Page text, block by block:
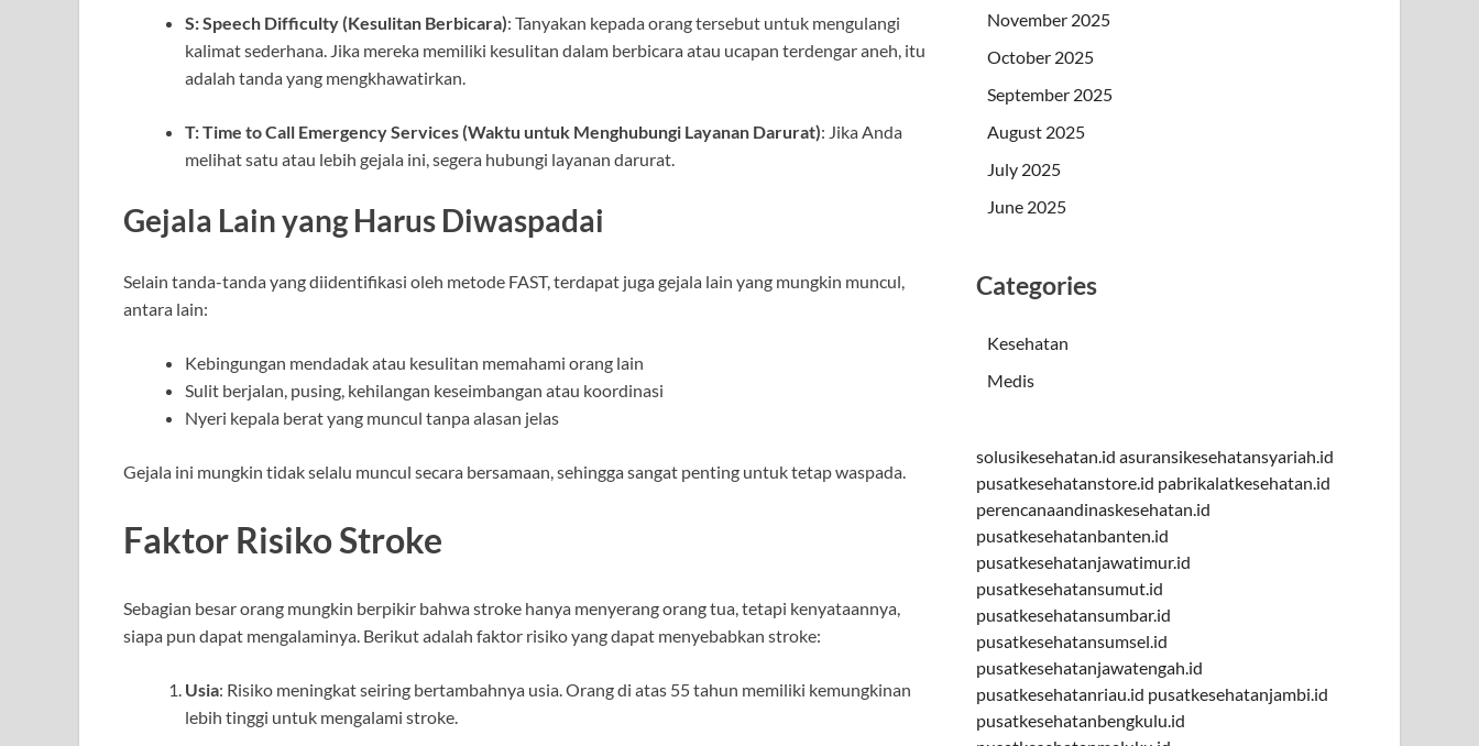
S: Speech Difficulty (Kesulitan Berbicara): Tanyakan kepada orang tersebut untuk mengulangi
kalimat sederhana. Jika mereka memiliki kesulitan dalam berbicara atau ucapan terdengar aneh, itu
adalah tanda yang mengkhawatirkan.
T: Time to Call Emergency Services (Waktu untuk Menghubungi Layanan Darurat): Jika Anda
melihat satu atau lebih gejala ini, segera hubungi layanan darurat.
Gejala Lain yang Harus Diwaspadai
Selain tanda-tanda yang diidentifikasi oleh metode FAST, terdapat juga gejala lain yang mungkin muncul,
antara lain:
Kebingungan mendadak atau kesulitan memahami orang lain
Sulit berjalan, pusing, kehilangan keseimbangan atau koordinasi
Nyeri kepala berat yang muncul tanpa alasan jelas
Gejala ini mungkin tidak selalu muncul secara bersamaan, sehingga sangat penting untuk tetap waspada.
Faktor Risiko Stroke
Sebagian besar orang mungkin berpikir bahwa stroke hanya menyerang orang tua, tetapi kenyataannya,
siapa pun dapat mengalaminya. Berikut adalah faktor risiko yang dapat menyebabkan stroke:
Usia: Risiko meningkat seiring bertambahnya usia. Orang di atas 55 tahun memiliki kemungkinan
lebih tinggi untuk mengalami stroke.
November 2025
October 2025
September 2025
August 2025
July 2025
June 2025
Categories
Kesehatan
Medis
solusikesehatan.id asuransikesehatansyariah.id
pusatkesehatanstore.id pabrikalatkesehatan.id
perencanaandinaskesehatan.id
pusatkesehatanbanten.id
pusatkesehatanjawatimur.id
pusatkesehatansumut.id
pusatkesehatansumbar.id
pusatkesehatansumsel.id
pusatkesehatanjawatengah.id
pusatkesehatanriau.id pusatkesehatanjambi.id
pusatkesehatanbengkulu.id